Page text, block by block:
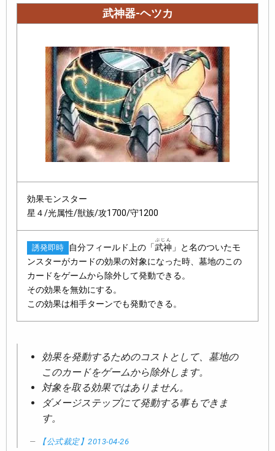
武神器-ヘツカ
効果モンスター
星４/光属性/獣族/攻1700/守1200
誘発即時 自分フィールド上の「武神
ぶじん
」と名のついたモ
ンスターがカードの効果の対象になった時、墓地のこの
カードをゲームから除外して発動できる。
その効果を無効にする。
この効果は相手ターンでも発動できる。
効果を発動するためのコストとして、墓地の
このカードをゲームから除外します。
対象を取る効果ではありません。
ダメージステップにて発動する事もできま
す。
【公式裁定】2013-04-26